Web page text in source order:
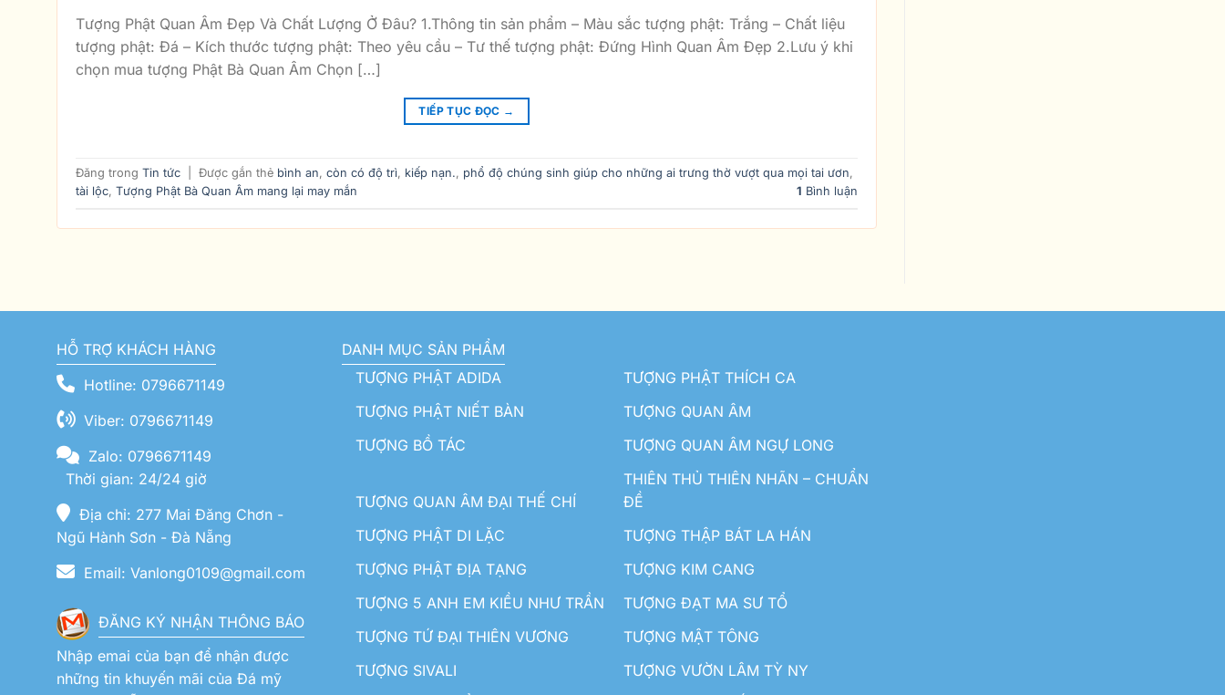
Tượng Phật Quan Âm Đẹp Và Chất Lượng Ở Đâu? 1.Thông tin sản phẩm – Màu sắc tượng phật: Trắng – Chất liệu
tượng phật: Đá – Kích thước tượng phật: Theo yêu cầu – Tư thế tượng phật: Đứng Hình Quan Âm Đẹp 2.Lưu ý khi
chọn mua tượng Phật Bà Quan Âm Chọn […]
TIẾP TỤC ĐỌC →
Đăng trong Tin tức Được gắn thẻ bình an, còn có độ trì, kiếp nạn., phổ độ chúng sinh giúp cho những ai trưng thờ vượt qua mọi tai ươn,
tài lộc, Tượng Phật Bà Quan Âm mang lại may mắn 1 Bình luận
HỖ TRỢ KHÁCH HÀNG
Hotline: 0796671149
Viber: 0796671149
Zalo: 0796671149
Thời gian: 24/24 giờ
Địa chỉ: 277 Mai Đăng Chơn -
Ngũ Hành Sơn - Đà Nẵng
Email: Vanlong0109@gmail.com
ĐĂNG KÝ NHẬN THÔNG BÁO
Nhập emai của bạn để nhận được
những tin khuyến mãi của Đá mỹ
DANH MỤC SẢN PHẨM
TƯỢNG PHẬT ADIDA
TƯỢNG PHẬT THÍCH CA
TƯỢNG PHẬT NIẾT BÀN
TƯỢNG QUAN ÂM
TƯỢNG BỒ TÁC
TƯỢNG QUAN ÂM NGỰ LONG
TƯỢNG QUAN ÂM ĐẠI THẾ CHÍ
THIÊN THỦ THIÊN NHÃN – CHUẨN
ĐỀ
TƯỢNG PHẬT DI LẶC
TƯỢNG THẬP BÁT LA HÁN
TƯỢNG PHẬT ĐỊA TẠNG
TƯỢNG KIM CANG
TƯỢNG 5 ANH EM KIỀU NHƯ TRẦN
TƯỢNG ĐẠT MA SƯ TỔ
TƯỢNG TỨ ĐẠI THIÊN VƯƠNG
TƯỢNG MẬT TÔNG
TƯỢNG SIVALI
TƯỢNG VƯỜN LÂM TỲ NY